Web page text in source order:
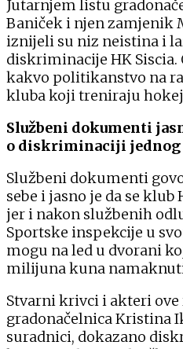
Jutarnjem listu
Baniček i njen zamjenik
iznijeli su niz neistina i
diskriminacije HK Siscia.
kakvo politikanstvo na
kluba koji treniraju
Službeni dokumenti
o diskriminaciji jednog
Službeni dokumenti
sebe i jasno je da se
jer i nakon službenih
Sportske inspekcije u
mogu na led u dvorani
milijuna kuna
Stvarni krivci i akteri ove
gradonačelnica Kristina
suradnici, dokazano